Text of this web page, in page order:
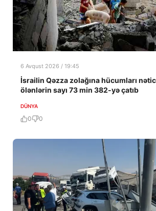
6 Avqust 2026 / 19:45
İsrailin Qəzza zolağına hücumları
ölənlərin sayı 73 min 382-yə çatıb
DÜNYA
0 0